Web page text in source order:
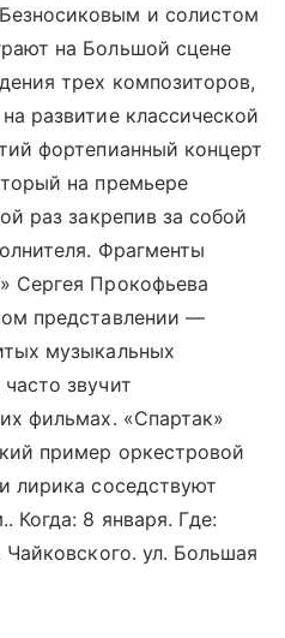
и солистом
на Большой сцене
трех композиторов,
развитие классической
фортепианный концерт
на премьере
раз закрепив за собой
Фрагменты
Сергея Прокофьева
представлении —
музыкальных
звучит
фильмах. «Спартак»
пример оркестровой
лирика соседствуют
Когда: 8 января. Где:
ул. Большая